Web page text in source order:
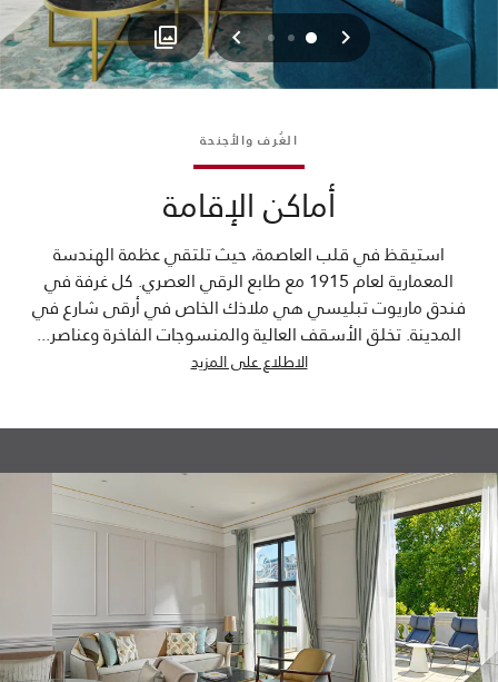
السابق
0
1
2 التالي
الغُرف والأجنحة
أماكن الإقامة
استيقظ في قلب العاصمة، حيث تلتقي عظمة الهندسة
المعمارية لعام 1915 مع طابع الرقي العصري. كل غرفة في
فندق ماريوت تبليسي هي ملاذك الخاص في أرقى شارع في
المدينة. تخلق الأسقف العالية والمنسوجات الفاخرة وعناصر...
الاطلاع على المزيد